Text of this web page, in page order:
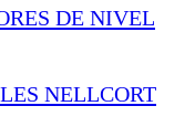
DE NIVEL
NELLCORT